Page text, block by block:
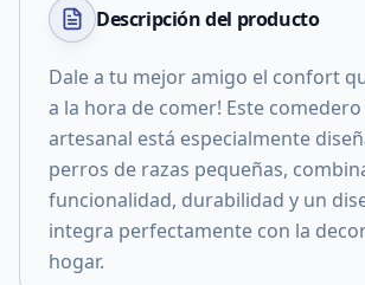
Descripción del producto
Dale a tu mejor amigo el confort
a la hora de comer! Este
artesanal está especialmente
perros de razas pequeñas,
funcionalidad, durabilidad y un
integra perfectamente con la
hogar.